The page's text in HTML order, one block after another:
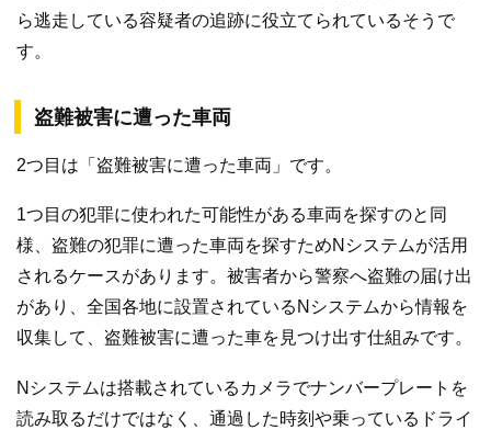
ら逃走している容疑者の追跡に役立てられているそうで
す。
盗難被害に遭った車両
2つ目は「盗難被害に遭った車両」です。
1つ目の犯罪に使われた可能性がある車両を探すのと同
様、盗難の犯罪に遭った車両を探すためNシステムが活用
されるケースがあります。被害者から警察へ盗難の届け出
があり、全国各地に設置されているNシステムから情報を
収集して、盗難被害に遭った車を見つけ出す仕組みです。
Nシステムは搭載されているカメラでナンバープレートを
読み取るだけではなく、通過した時刻や乗っているドライ